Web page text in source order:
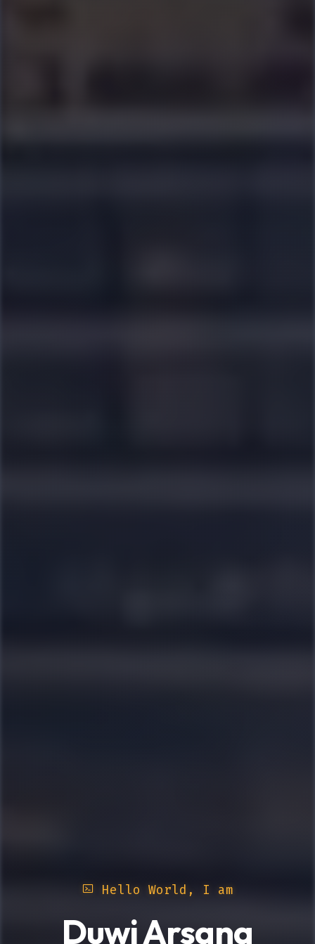
Hello World, I am
Duwi Arsana